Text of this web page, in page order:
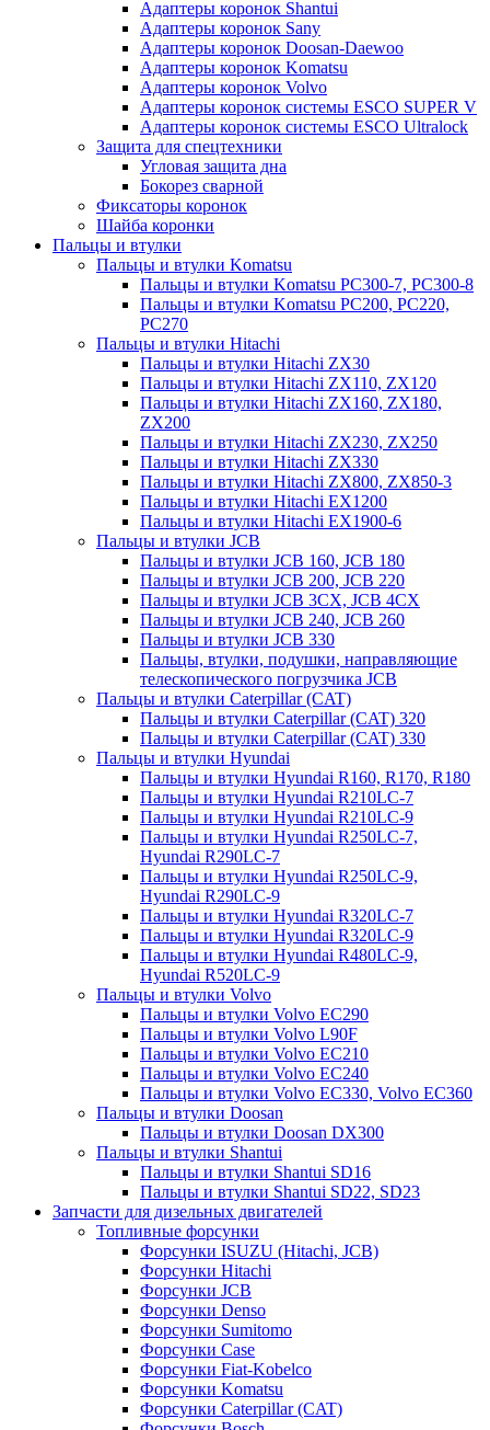
Адаптеры коронок Shantui
Адаптеры коронок Sany
Адаптеры коронок Doosan-Daewoo
Адаптеры коронок Komatsu
Адаптеры коронок Volvo
Адаптеры коронок системы ESCO SUPER V
Адаптеры коронок системы ESCO Ultralock
Защита для спецтехники
Угловая защита дна
Бокорез сварной
Фиксаторы коронок
Шайба коронки
Пальцы и втулки
Пальцы и втулки Komatsu
Пальцы и втулки Komatsu PC300-7, PC300-8
Пальцы и втулки Komatsu PC200, PC220,
PC270
Пальцы и втулки Hitachi
Пальцы и втулки Hitachi ZX30
Пальцы и втулки Hitachi ZX110, ZX120
Пальцы и втулки Hitachi ZX160, ZX180,
ZX200
Пальцы и втулки Hitachi ZX230, ZX250
Пальцы и втулки Hitachi ZX330
Пальцы и втулки Hitachi ZX800, ZX850-3
Пальцы и втулки Hitachi EX1200
Пальцы и втулки Hitachi EX1900-6
Пальцы и втулки JCB
Пальцы и втулки JCB 160, JCB 180
Пальцы и втулки JCB 200, JCB 220
Пальцы и втулки JCB 3CX, JCB 4CX
Пальцы и втулки JCB 240, JCB 260
Пальцы и втулки JCB 330
Пальцы, втулки, подушки, направляющие
телескопического погрузчика JCB
Пальцы и втулки Caterpillar (CAT)
Пальцы и втулки Caterpillar (CAT) 320
Пальцы и втулки Caterpillar (CAT) 330
Пальцы и втулки Hyundai
Пальцы и втулки Hyundai R160, R170, R180
Пальцы и втулки Hyundai R210LC-7
Пальцы и втулки Hyundai R210LC-9
Пальцы и втулки Hyundai R250LC-7,
Hyundai R290LC-7
Пальцы и втулки Hyundai R250LC-9,
Hyundai R290LC-9
Пальцы и втулки Hyundai R320LC-7
Пальцы и втулки Hyundai R320LC-9
Пальцы и втулки Hyundai R480LC-9,
Hyundai R520LC-9
Пальцы и втулки Volvo
Пальцы и втулки Volvo EC290
Пальцы и втулки Volvo L90F
Пальцы и втулки Volvo EC210
Пальцы и втулки Volvo EC240
Пальцы и втулки Volvo EC330, Volvo EC360
Пальцы и втулки Doosan
Пальцы и втулки Doosan DX300
Пальцы и втулки Shantui
Пальцы и втулки Shantui SD16
Пальцы и втулки Shantui SD22, SD23
Запчасти для дизельных двигателей
Топливные форсунки
Форсунки ISUZU (Hitachi, JCB)
Форсунки Hitachi
Форсунки JCB
Форсунки Denso
Форсунки Sumitomo
Форсунки Case
Форсунки Fiat-Kobelco
Форсунки Komatsu
Форсунки Caterpillar (CAT)